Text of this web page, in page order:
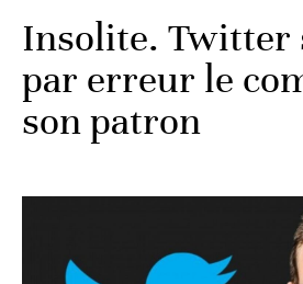
Insolite. Twitter
par erreur le
son patron